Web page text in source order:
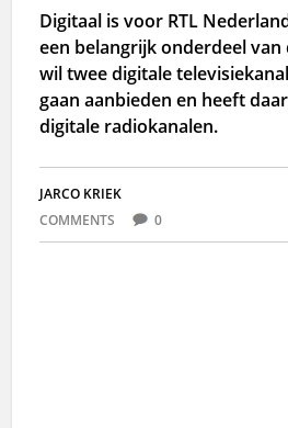
Digitaal is voor RTL
een belangrijk onderdeel
wil twee digitale
gaan aanbieden en heeft
digitale radiokanalen.
JARCO KRIEK
COMMENTS
0